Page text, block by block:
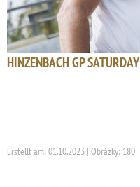
HINZENBACH GP SATURDAY
Erstellt am: 01.10.2023 | Obrázky: 180